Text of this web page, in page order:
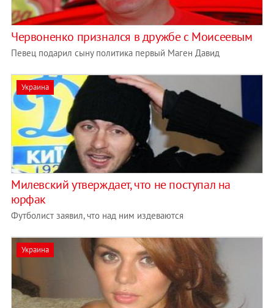
Червоненко признался в дружбе с Моисеевым
Певец подарил сыну политика первый Маген Давид
Украина
Милевский утверждает, что не поступал на
юрфак
Футболист заявил, что над ним издеваются
Украина